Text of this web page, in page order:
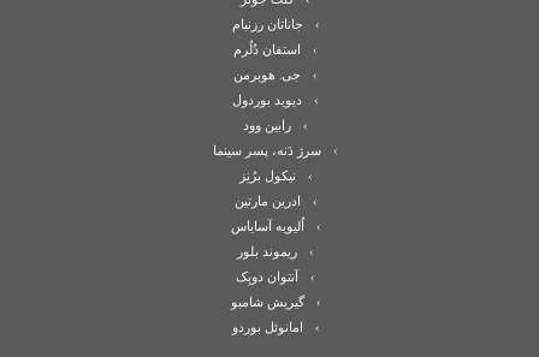
جاناتان رزنبام
استفان دُلُرم
جی. هوبرمن
دیوید بوردول
رابین وود
سرژ دَنه، پسر سینما
نیکول برُنِز
ادرین مارتین
اُلیویه آسایاس
ریموند بلور
آنتوان دوبِک
گیریش شامبو
امانوئل بوردو